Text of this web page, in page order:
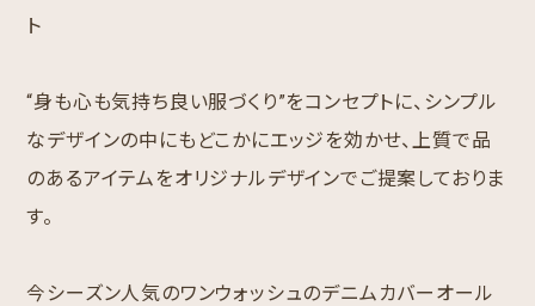
ト
“身も心も気持ち良い服づくり”をコンセプトに、シンプル
なデザインの中にもどこかにエッジを効かせ、上質で品
のあるアイテムをオリジナルデザインでご提案しておりま
す。
今シーズン人気のワンウォッシュのデニムカバーオール